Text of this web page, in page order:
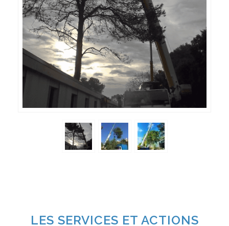
LES SERVICES ET ACTIONS